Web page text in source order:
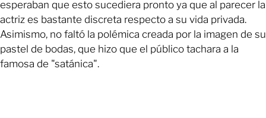
esperaban que esto sucediera pronto ya que al parecer la
actriz es bastante discreta respecto a su vida privada.
Asimismo, no faltó la polémica creada por la imagen de su
pastel de bodas, que hizo que el público tachara a la
famosa de "satánica".